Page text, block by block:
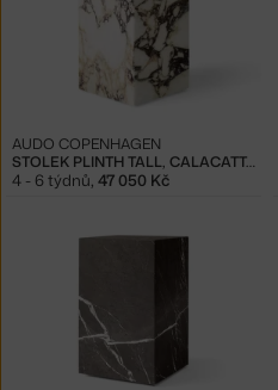
STOLEK PLINTH TALL, CALACATTA VIOLA
AUDO COPENHAGEN
4 - 6 týdnů 47 050 Kč